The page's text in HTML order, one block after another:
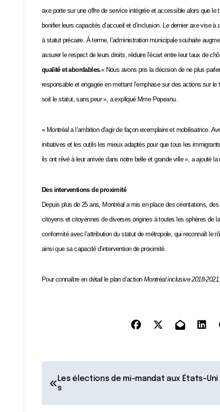
axe porte sur une offre de service intégrée et accessible alors que
bonifier leurs capacités d’accueil et d’inclusion. Le dernier axe vise
à statut précaire. À terme, l’administration municipale souhaite
assurer le respect de leurs droits, réduire l’écart entre leur taux de
qualité et abordables.« Nous avons pris la décision de ne plus
responsable et engagée en mettant l’emphase sur des actions sur
soit le statut, sans peur », a expliqué Mme Popeanu.
« Montréal a l’ambition d’agir de façon exemplaire et mobilisatrice.
initiatives et les outils les mieux adaptés pour que tous les
ils ont rêvé à leur arrivée dans notre belle et grande ville », a ajouté
Des interventions de proximité
Depuis plus de 25 ans, Montréal a mis en place des orientations,
citoyens et citoyennes de diverses origines à toutes les sphères de
conformité avec l’attribution du statut de métropole, qui reconnaît le
ainsi que sa capacité d’intervention de proximité.
Pour connaître en détail le plan d’action Montréal inclusive 2018-2021,
Les élections de mi-mandat aux États-Uni
s